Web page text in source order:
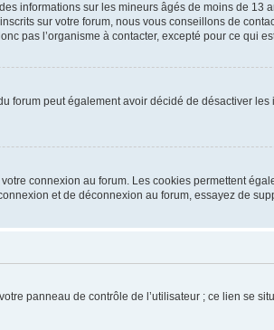
informations sur les mineurs âgés de moins de 13
sur votre forum, nous vous conseillons de
pas l’organisme à contacter, excepté pour ce qui
forum peut également avoir décidé de désactiver les
connexion au forum. Les cookies permettent
et de déconnexion au forum, essayez de
panneau de contrôle de l’utilisateur ; ce lien se